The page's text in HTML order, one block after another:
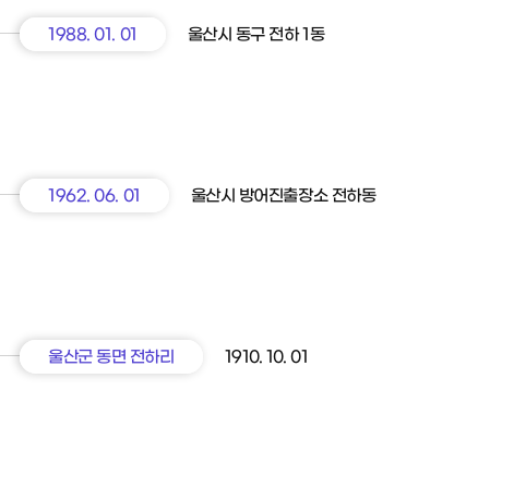
1988. 01. 01 울산시 동구 전하 1동
1962. 06. 01 울산시 방어진출장소 전하동
울산군 동면 전하리 1910. 10. 01